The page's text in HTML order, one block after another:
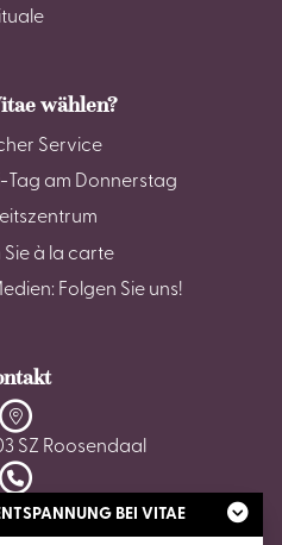
wählen?
Service
am Donnerstag
Sie à la carte
Folgen Sie uns!
SZ Roosendaal
87 02 62 BEI VITAE